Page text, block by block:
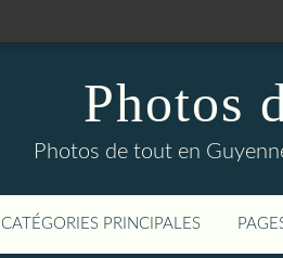
Photos
Photos de tout en
CATÉGORIES PRINCIPALES